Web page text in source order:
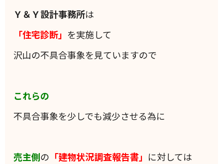
Ｙ＆Ｙ設計事務所は
「住宅診断」 を実施して
沢山の不具合事象を見ていますので
これらの
不具合事象を少しでも減少させる為に
売主側の 「建物状況調査報告書」 に対しては